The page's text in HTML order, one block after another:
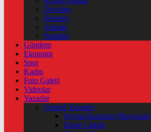
Dövizler
Hisseler
Altınlar
Pariteler
Gündem
Ekonomi
Spor
Kadın
Foto Galeri
Videolar
Yazarlar
Güncel Yazarlar
Şeyma Karateke (Başyazar)
Erkan Çakıllı